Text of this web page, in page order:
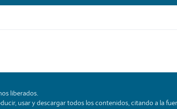
liberados.
usar y descargar todos los contenidos, citando a la